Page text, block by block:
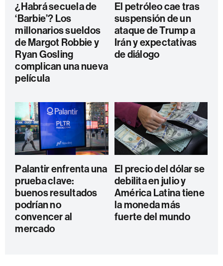
¿Habrá secuela de
‘Barbie’? Los
millonarios sueldos
de Margot Robbie y
Ryan Gosling
complican una nueva
película
El petróleo cae tras
suspensión de un
ataque de Trump a
Irán y expectativas
de diálogo
Palantir enfrenta una
prueba clave:
buenos resultados
podrían no
convencer al
mercado
El precio del dólar se
debilita en julio y
América Latina tiene
la moneda más
fuerte del mundo